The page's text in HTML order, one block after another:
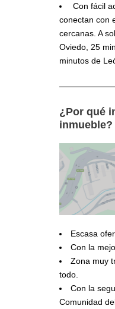
Con fácil
conectan con
cercanas. A
Oviedo, 25
minutos de
¿Por qué
inmueble?
Escasa
Con la
Zona muy
todo.
Con la
Comunidad